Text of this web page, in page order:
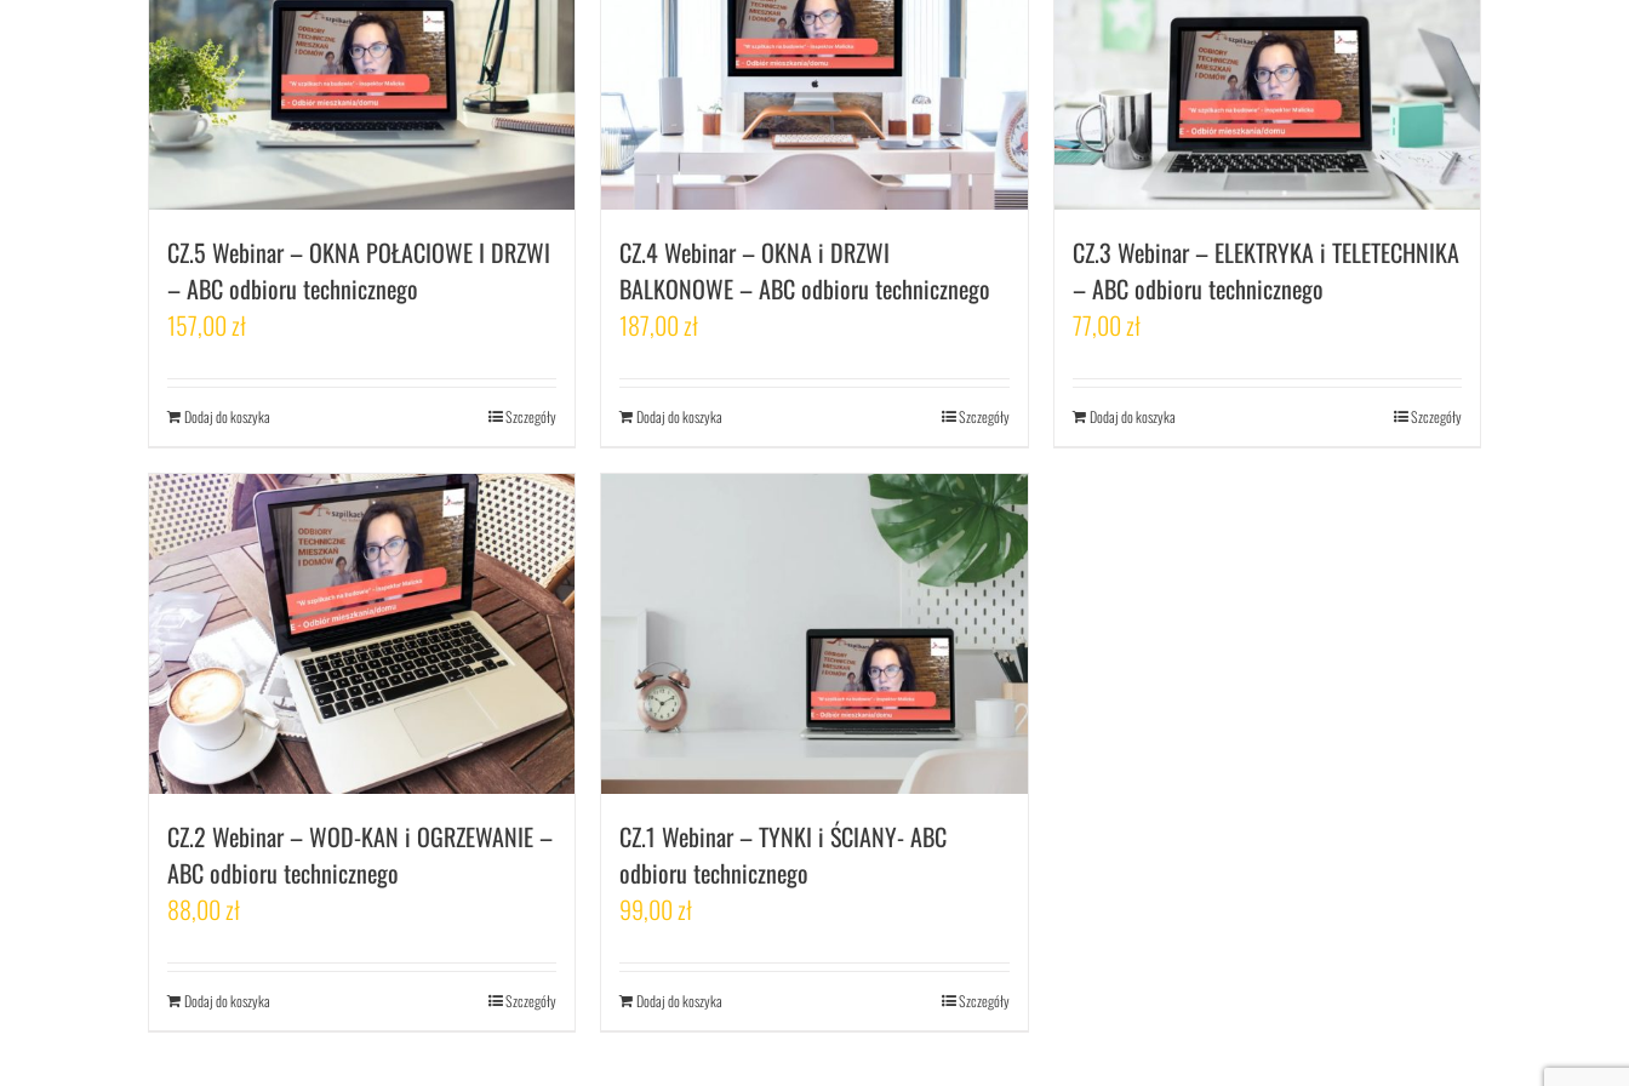
CZ.5 Webinar – OKNA POŁACIOWE I DRZWI
– ABC odbioru technicznego
157,00zł
Dodaj do koszyka Szczegóły
CZ.4 Webinar – OKNA i DRZWI
BALKONOWE – ABC odbioru technicznego
187,00zł
Dodaj do koszyka Szczegóły
CZ.3 Webinar – ELEKTRYKA i TELETECHNIKA
– ABC odbioru technicznego
77,00zł
Dodaj do koszyka Szczegóły
CZ.2 Webinar – WOD-KAN i OGRZEWANIE –
ABC odbioru technicznego
88,00zł
Dodaj do koszyka Szczegóły
CZ.1 Webinar – TYNKI i ŚCIANY- ABC
odbioru technicznego
99,00zł
Dodaj do koszyka Szczegóły